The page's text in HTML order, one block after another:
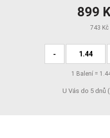
899
743 Kč
-
1 Balení =
U Vás do 5 dnů (